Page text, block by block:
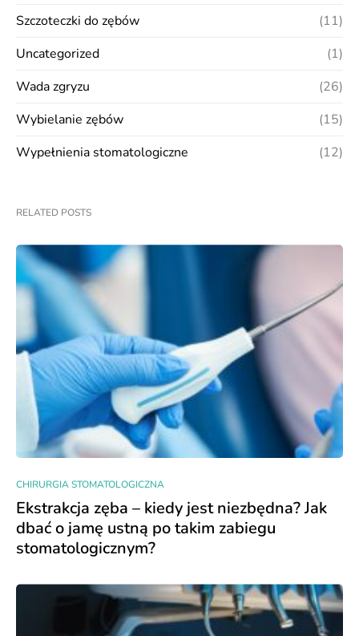
Szczoteczki do zębów
(11)
Uncategorized
(1)
Wada zgryzu
(26)
Wybielanie zębów
(15)
Wypełnienia stomatologiczne
(12)
RELATED POSTS
CHIRURGIA STOMATOLOGICZNA
Ekstrakcja zęba – kiedy jest niezbędna? Jak
dbać o jamę ustną po takim zabiegu
stomatologicznym?